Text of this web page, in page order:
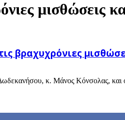
μισθώσεις
βραχυχρόνιες
κ. Μάνος Κόνσολας,